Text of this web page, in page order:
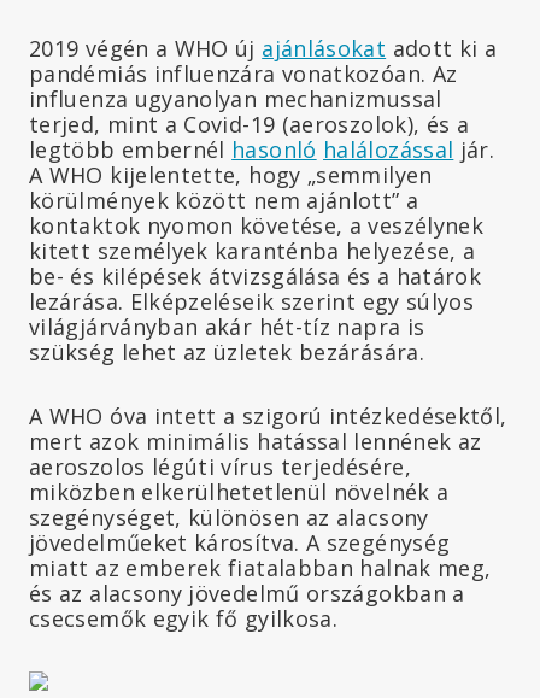
2019 végén a WHO új ajánlásokat adott ki a
pandémiás influenzára vonatkozóan. Az
influenza ugyanolyan mechanizmussal
terjed, mint a Covid-19 (aeroszolok), és a
legtöbb embernél hasonló halálozással jár.
A WHO kijelentette, hogy „semmilyen
körülmények között nem ajánlott” a
kontaktok nyomon követése, a veszélynek
kitett személyek karanténba helyezése, a
be- és kilépések átvizsgálása és a határok
lezárása. Elképzeléseik szerint egy súlyos
világjárványban akár hét-tíz napra is
szükség lehet az üzletek bezárására.
A WHO óva intett a szigorú intézkedésektől,
mert azok minimális hatással lennének az
aeroszolos légúti vírus terjedésére,
miközben elkerülhetetlenül növelnék a
szegénységet, különösen az alacsony
jövedelműeket károsítva. A szegénység
miatt az emberek fiatalabban halnak meg,
és az alacsony jövedelmű országokban a
csecsemők egyik fő gyilkosa.